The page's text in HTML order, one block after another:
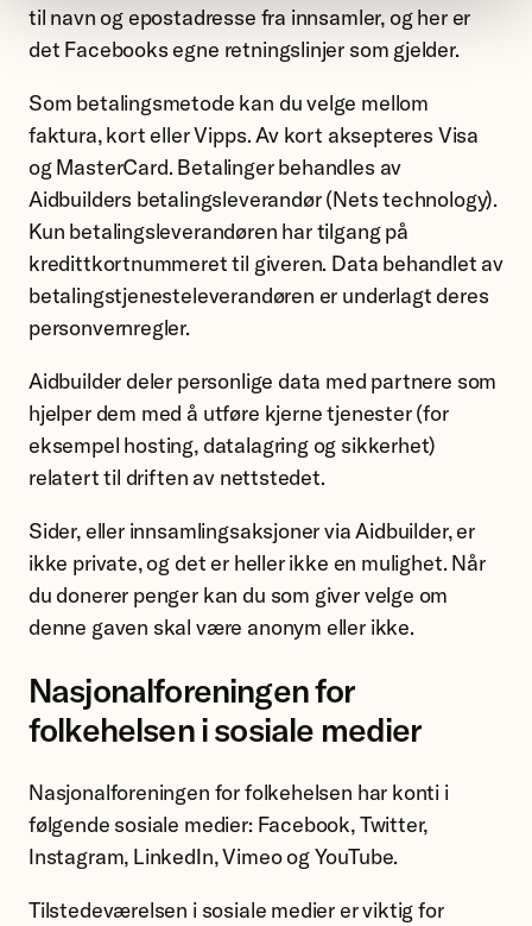
til navn og epostadresse fra innsamler, og her er
det Facebooks egne retningslinjer som gjelder.
Som betalingsmetode kan du velge mellom
faktura, kort eller Vipps. Av kort aksepteres Visa
og MasterCard. Betalinger behandles av
Aidbuilders betalingsleverandør (Nets technology).
Kun betalingsleverandøren har tilgang på
kredittkortnummeret til giveren. Data behandlet av
betalingstjenesteleverandøren er underlagt deres
personvernregler.
Aidbuilder deler personlige data med partnere som
hjelper dem med å utføre kjerne tjenester (for
eksempel hosting, datalagring og sikkerhet)
relatert til driften av nettstedet.
Sider, eller innsamlingsaksjoner via Aidbuilder, er
ikke private, og det er heller ikke en mulighet. Når
du donerer penger kan du som giver velge om
denne gaven skal være anonym eller ikke.
Nasjonalforeningen for
folkehelsen i sosiale medier
Nasjonalforeningen for folkehelsen har konti i
følgende sosiale medier: Facebook, Twitter,
Instagram, LinkedIn, Vimeo og YouTube.
Tilstedeværelsen i sosiale medier er viktig for